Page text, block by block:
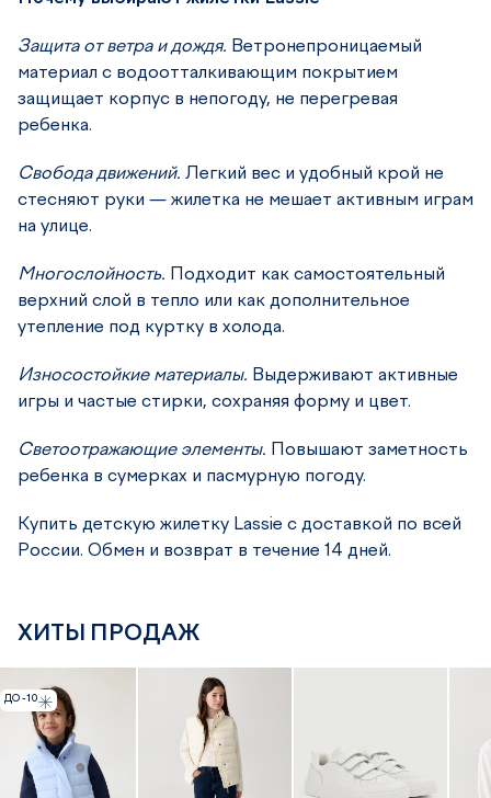
Защита от ветра и дождя. Ветронепроницаемый
материал с водоотталкивающим покрытием
защищает корпус в непогоду, не перегревая
ребенка.
Свобода движений. Легкий вес и удобный крой не
стесняют руки — жилетка не мешает активным играм
на улице.
Многослойность. Подходит как самостоятельный
верхний слой в тепло или как дополнительное
утепление под куртку в холода.
Износостойкие материалы. Выдерживают активные
игры и частые стирки, сохраняя форму и цвет.
Светоотражающие элементы. Повышают заметность
ребенка в сумерках и пасмурную погоду.
Купить детскую жилетку Lassie с доставкой по всей
России. Обмен и возврат в течение 14 дней.
ХИТЫ ПРОДАЖ
ДО -10